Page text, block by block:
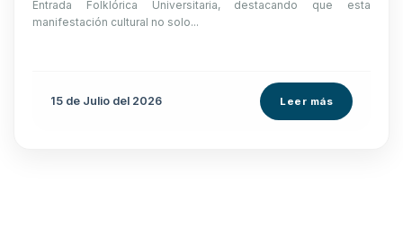
Entrada Folklórica Universitaria, destacando que esta
manifestación cultural no solo...
15 de Julio del 2026 Leer más